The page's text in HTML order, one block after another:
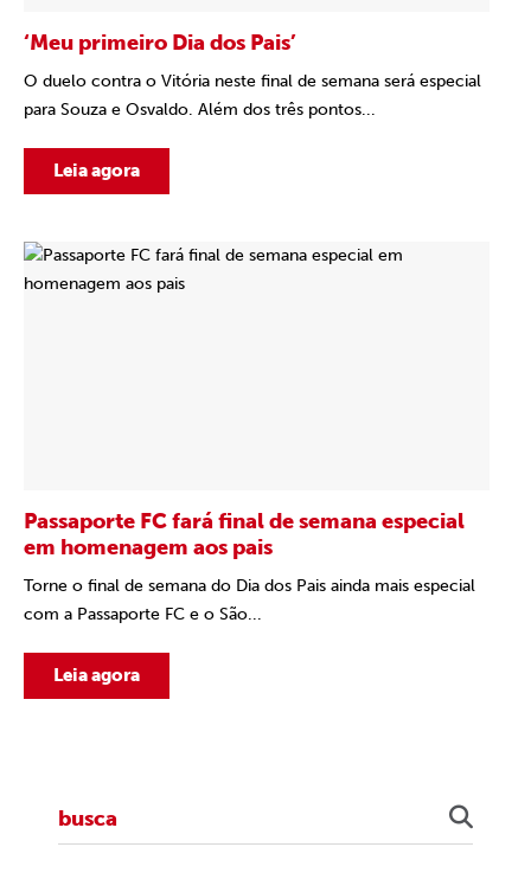
‘Meu primeiro Dia dos Pais’
O duelo contra o Vitória neste final de semana será especial
para Souza e Osvaldo. Além dos três pontos...
Leia agora
Passaporte FC fará final de semana especial
em homenagem aos pais
Torne o final de semana do Dia dos Pais ainda mais especial
com a Passaporte FC e o São...
Leia agora